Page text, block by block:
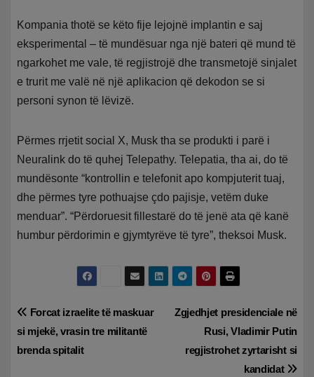
Kompania thotë se këto fije lejojnë implantin e saj
eksperimental – të mundësuar nga një bateri që mund të
ngarkohet me vale, të regjistrojë dhe transmetojë sinjalet
e trurit me valë në një aplikacion që dekodon se si
personi synon të lëvizë.
Përmes rrjetit social X, Musk tha se produkti i parë i
Neuralink do të quhej Telepathy. Telepatia, tha ai, do të
mundësonte “kontrollin e telefonit apo kompjuterit tuaj,
dhe përmes tyre pothuajse çdo pajisje, vetëm duke
menduar”. “Përdoruesit fillestarë do të jenë ata që kanë
humbur përdorimin e gjymtyrëve të tyre”, theksoi Musk.
Lëvizje
te
Zgjedhjet presidenciale në
Rusi, Vladimir Putin
regjistrohet zyrtarisht si
kandidat
Forcat izraelite të maskuar
si mjekë, vrasin tre militantë
brenda spitalit